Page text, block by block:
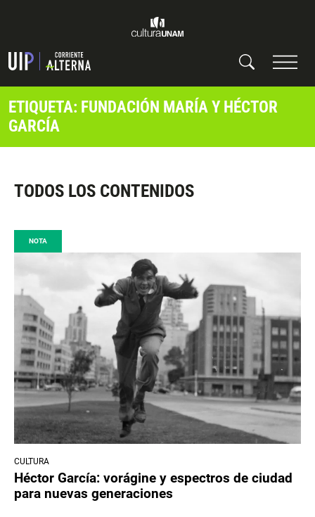
ETIQUETA: FUNDACIÓN MARÍA Y HÉCTOR
GARCÍA
TODOS LOS CONTENIDOS
NOTA
CULTURA
Héctor García: vorágine y espectros de ciudad
para nuevas generaciones